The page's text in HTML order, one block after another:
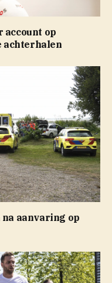
account op
achterhalen
aanvaring op